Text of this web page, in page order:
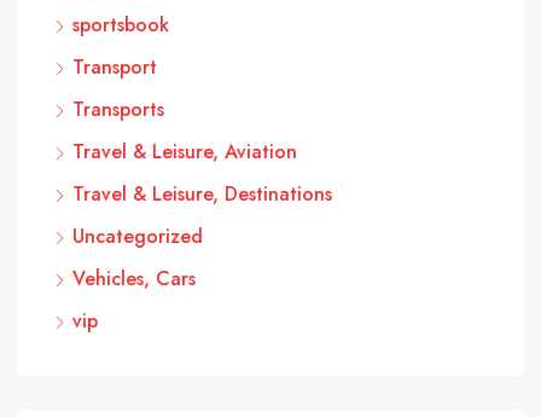
sportsbook
Transport
Transports
Travel & Leisure, Aviation
Travel & Leisure, Destinations
Uncategorized
Vehicles, Cars
vip